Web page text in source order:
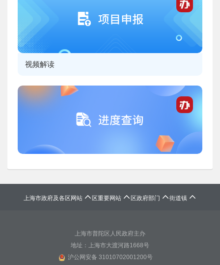
视频解读
上海市政府及各区网站  区重要网站  区政府部门 街道镇 
上海市普陀区人民政府主办
地址：上海市大渡河路1668号
沪公网安备 31010702001200号